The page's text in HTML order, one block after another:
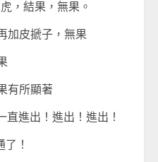
，結果，無果。
加皮搋子，無果
有所顯著
進出！進出！進出！
！